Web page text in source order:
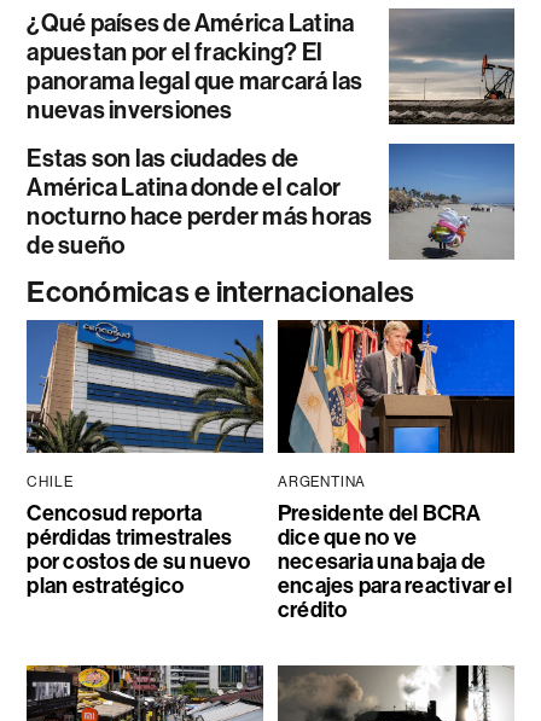
¿Qué países de América Latina
apuestan por el fracking? El
panorama legal que marcará las
nuevas inversiones
Estas son las ciudades de
América Latina donde el calor
nocturno hace perder más horas
de sueño
Económicas e internacionales
CHILE
Cencosud reporta
pérdidas trimestrales
por costos de su nuevo
plan estratégico
ARGENTINA
Presidente del BCRA
dice que no ve
necesaria una baja de
encajes para reactivar el
crédito